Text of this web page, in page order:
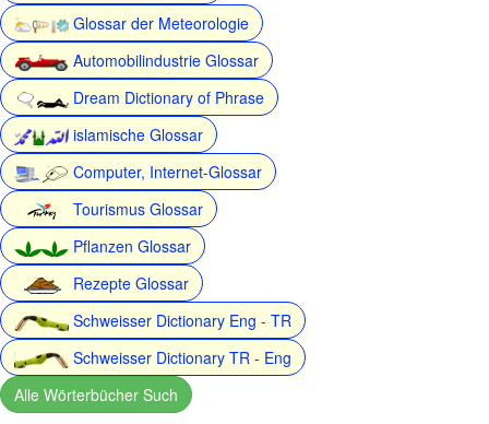
Glossar der Meteorologie
Automobilindustrie Glossar
Dream Dictionary of Phrase
islamische Glossar
Computer, Internet-Glossar
Tourismus Glossar
Pflanzen Glossar
Rezepte Glossar
Schweisser Dictionary Eng - TR
Schweisser Dictionary TR - Eng
Alle Wörterbücher Such